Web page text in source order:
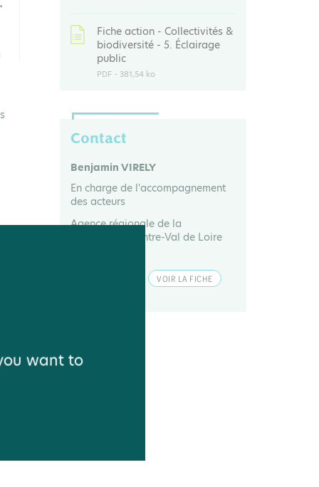
Fiche action - Collectivités &
biodiversité - 5. Éclairage
public
PDF - 381,54 ko
Contact
Benjamin VIRELY
En charge de l'accompagnement
des acteurs
Agence régionale de la
biodiversité Centre-Val de Loire
VOIR LA FICHE
want to